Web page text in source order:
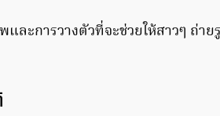
ละการวางตัวที่จะช่วยให้สาวๆ ถ่า